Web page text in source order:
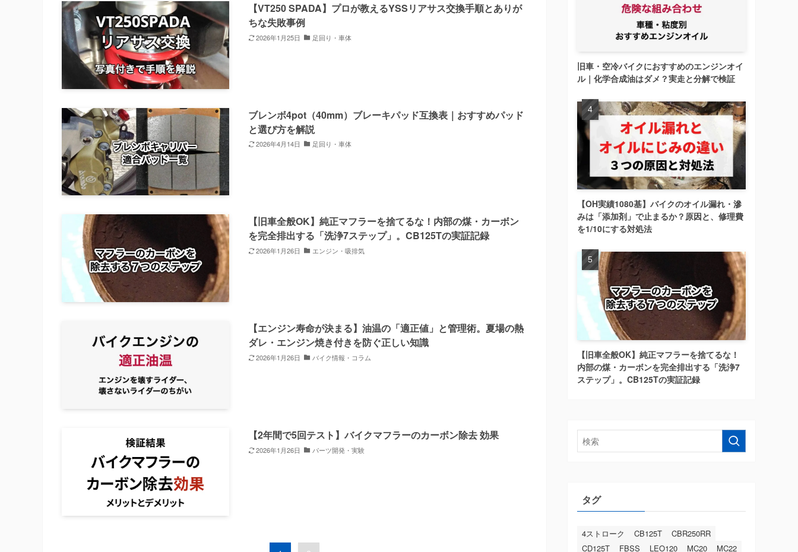
【VT250 SPADA】プロが教えるYSSリアサス交換手順とありが
ちな失敗事例
2026年1月25日 足回り・車体
ブレンボ4pot（40mm）ブレーキパッド互換表｜おすすめパッド
と選び方を解説
2026年4月14日 足回り・車体
【旧車全般OK】純正マフラーを捨てるな！内部の煤・カーボン
を完全排出する「洗浄7ステップ」。CB125Tの実証記録
2026年1月26日 エンジン・吸排気
【エンジン寿命が決まる】油温の「適正値」と管理術。夏場の熱
ダレ・エンジン焼き付きを防ぐ正しい知識
2026年1月26日 バイク情報・コラム
【2年間で5回テスト】バイクマフラーのカーボン除去 効果
2026年1月26日 パーツ開発・実験
旧車・空冷バイクにおすすめのエンジンオイ
ル｜化学合成油はダメ？実走と分解で検証
【OH実績1080基】バイクのオイル漏れ・滲
みは「添加剤」で止まるか？原因と、修理費
を1/10にする対処法
【旧車全般OK】純正マフラーを捨てるな！
内部の煤・カーボンを完全排出する「洗浄7
ステップ」。CB125Tの実証記録
タグ
4ストローク CB125T
CBR250RR
CD125T
FBSS LEO120 MC20 MC22